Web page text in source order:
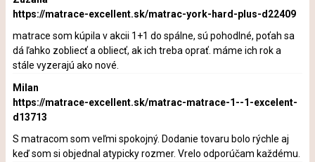
https://matrace-excellent.sk/matrac-york-hard-plus-d22409
matrace som kúpila v akcii 1+1 do spálne, sú pohodlné, poťah sa
dá ľahko zobliecť a obliecť, ak ich treba oprať. máme ich rok a
stále vyzerajú ako nové.
Milan
https://matrace-excellent.sk/matrac-matrace-1--1-excelent-
d13713
S matracom som veľmi spokojný. Dodanie tovaru bolo rýchle aj
keď som si objednal atypicky rozmer. Vrelo odporúčam každému.